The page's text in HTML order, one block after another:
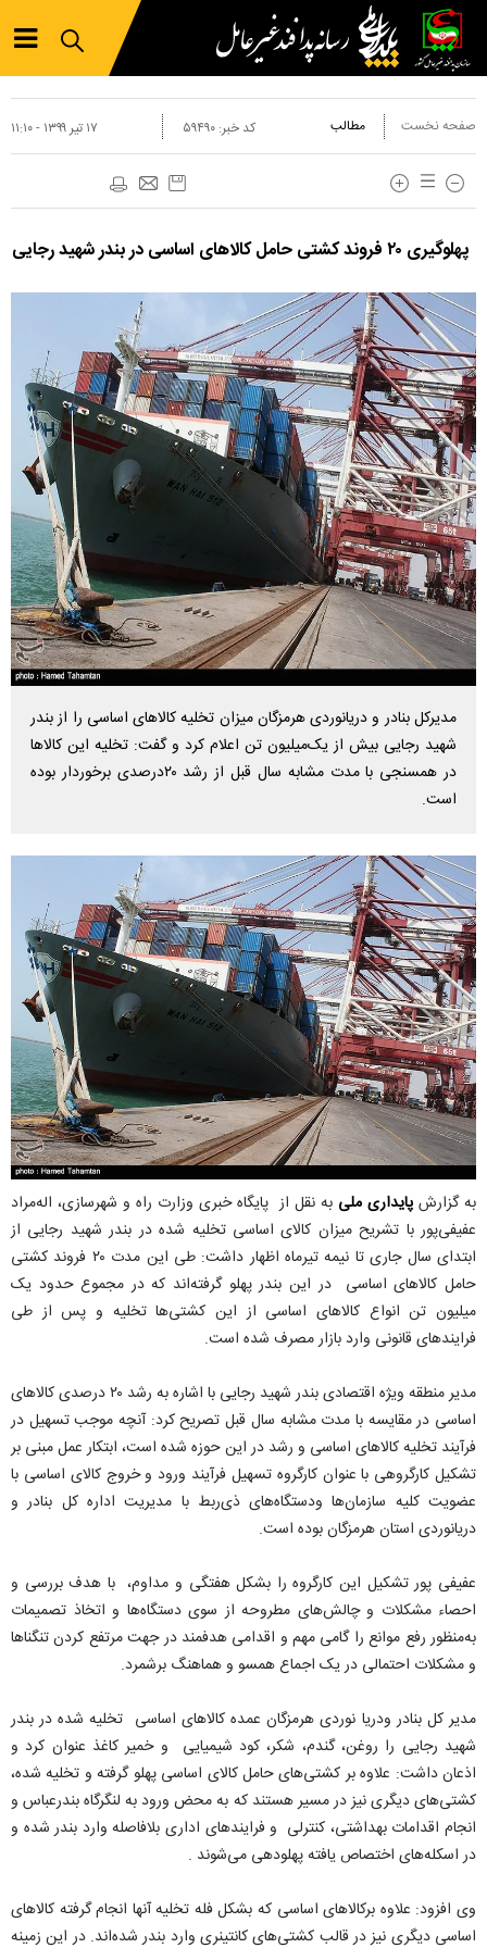
صفحه نخست مطالب ۱۷ تير ۱۳۹۹ - ۱۱:۱۰ کد خبر: ۵۹۴۹۰
پهلوگیری ۲۰ فروند کشتی حامل کالاهای اساسی در بندر شهید رجایی
مدیرکل بنادر و دریانوردی هرمزگان میزان تخلیه کالاهای اساسی را از بندر
شهید رجایی بیش از یک‌میلیون تن اعلام کرد و گفت: تخلیه این کالاها
در همسنجی با مدت مشابه سال قبل از رشد ۲۰درصدی برخوردار بوده
است.
به گزارش پایداری ملی به نقل از پایگاه خبری وزارت راه و شهرسازی، اله‌مراد
عفیفی‌پور‌ با تشریح میزان کالای اساسی تخلیه شده در بندر شهید رجایی از
ابتدای سال جاری تا نیمه تیرماه اظهار داشت: طی این مدت ۲۰ فروند کشتی
حامل کالاهای اساسی در این بندر پهلو گرفته‌اند که در مجموع حدود یک
میلیون تن انواع کالاهای اساسی از این کشتی‌ها تخلیه و پس از طی
فرایندهای قانونی وارد بازار مصرف شده است.
مدیر منطقه ویژه اقتصادی بندر شهید رجایی با اشاره به رشد ۲۰ درصدی کالاهای
اساسی در مقایسه با مدت مشابه سال قبل تصریح کرد: آنچه موجب تسهیل در
فرآیند تخلیه کالاهای اساسی و رشد در این حوزه شده است، ابتکار عمل مبنی بر
تشکیل کارگروهی با عنوان کارگروه تسهیل فرآیند ورود و خروج کالای اساسی با
عضویت کلیه سازما‌ن‌ها ودستگاه‌های ذ‌‌ی‌ربط با مدیریت اداره کل بنادر و
دریانوردی استان هرمزگان بوده است‌.
عفیفی پور تشکیل این کارگروه را بشکل هفتگی و مداوم، با هدف بررسی و
احصاء مشکلات و چالش‌های مطروحه از سوی دستگاه‌ها و اتخاذ تصمیمات
به‌منظور رفع موانع را گامی مهم و اقدامی هدفمند در جهت مرتفع کردن تنگناها
و مشکلات احتمالی در یک اجماع همسو و هماهنگ برشمرد.
مدیر کل بنادر ودریا نوردی هرمزگان عمده کالاهای اساسی تخلیه شده در بندر
شهید رجایی را روغن، گندم، شکر، کود شیمیایی و خمیر کاغذ عنوان کرد و
اذعان داشت: علاوه بر کشتی‌های حامل کالای اساسی پهلو گرفته و تخلیه شده،
کشتی‌های دیگری نیز در مسیر هستند که به محض ورود به لنگرگاه بندرعباس و
انجام اقدامات بهداشتی، کنترلی و فرایندهای اداری بلافاصله وارد بندر شده و
در اسکله‌های اختصاص یافته پهلودهی می‌شوند .
وی افزود: علاوه برکالاهای اساسی که بشکل فله تخلیه آنها انجام گرفته کالاهای
اساسی دیگری نیز در قالب کشتی‌های کانتینری وارد بندر شده‌اند. در این زمینه